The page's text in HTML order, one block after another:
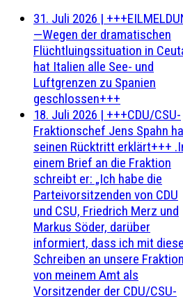
31. Juli 2026 |
—Wegen der dramatischen
Flüchtluingssituation in
hat Italien alle See- und
Luftgrenzen zu Spanien
geschlossen+++
18. Juli 2026 | +++CDU/CSU-
Fraktionschef Jens Spahn
seinen Rücktritt erklärt+++
einem Brief an die Fraktion
schreibt er: „Ich habe die
Parteivorsitzenden von CDU
und CSU, Friedrich Merz und
Markus Söder, darüber
informiert, dass ich mit
Schreiben an unsere Fraktion
von meinem Amt als
Vorsitzender der CDU/CSU-